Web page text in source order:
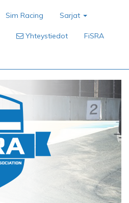
Sim Racing Sarjat
Yhteystiedot FiSRA